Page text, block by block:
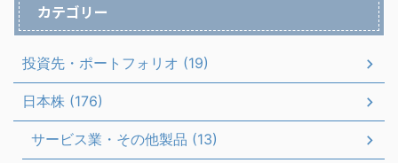
カテゴリー
投資先・ポートフォリオ (19)
日本株 (176)
サービス業・その他製品 (13)